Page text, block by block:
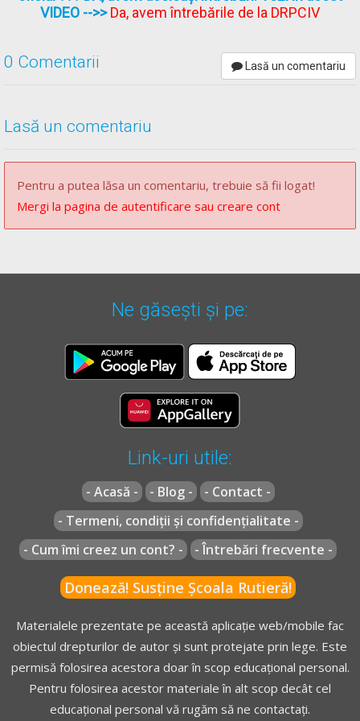
depăşeşte prin partea dreapta.
2002actualizată(Codul rutier)
VIDEO -->>Da, avem întrebările de la DRPCIV
0 Comentarii Lasă un comentariu
Lasă un comentariu
Pentru a putea lăsa un comentariu, trebuie să fii logat!
Mergi la pagina de autentificare sau creare cont
Ne găsești și pe:
Link-uri utile:
- Acasă - - Blog -
- Contact -
- Termeni, condiții și confidențialitate -
- Cum îmi creez un cont? -
- Întrebări frecvente -
Donează! Susține Școala Rutieră!
Materialele prezentate pe această aplicație web/mobile fac
obiectul drepturilor de autor și sunt protejate prin lege. Este
permisă folosirea acestora doar în scop educațional personal.
Pentru folosirea acestor materiale în alt scop decât cel
educațional personal vă rugăm să ne contactați.